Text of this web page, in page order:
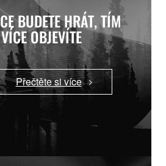
BUDETE HRÁT, TÍM
VÍCE OBJEVÍTE
Přečtěte si více